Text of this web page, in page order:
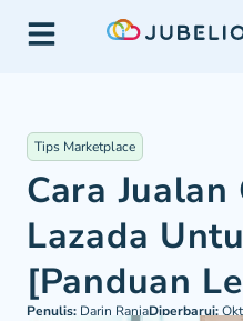
Tips Marketplace
Cara
Lazada
[Panduan
Penulis: Darin RaniaDiperbarui: